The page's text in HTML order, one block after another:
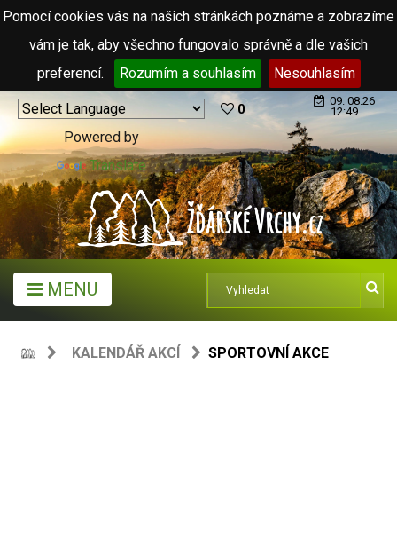
Pomocí cookies vás na našich stránkách poznáme a zobrazíme
vám je tak, aby všechno fungovalo správně a dle vašich
preferencí.
Rozumím a souhlasím Nesouhlasím
Powered by
Translate
0
09. 08.26
12:49
MENU
KALENDÁŘ AKCÍ SPORTOVNÍ AKCE